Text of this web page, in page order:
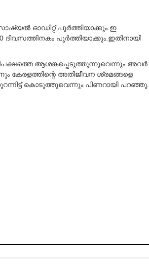
ഓഡിറ്റ് പൂര്‍ത്തിയാക്കും.ഇ
ദിവസത്തിനകം പൂര്‍ത്തിയാക്കും.ഇതിനായി
ആശങ്കപ്പെടുത്തുന്നുവെന്നും അവര്‍
കേരളത്തിന്റെ അതിജീവന ശ്രമങ്ങളെ
കൊടുത്തുവെന്നും പിണറായി പറഞ്ഞു.